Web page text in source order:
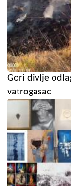
Gori divlje
vatrogasac